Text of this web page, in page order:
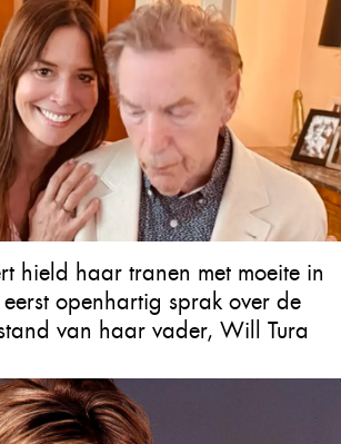
hield haar tranen met moeite in
openhartig sprak over de
van haar vader, Will Tura